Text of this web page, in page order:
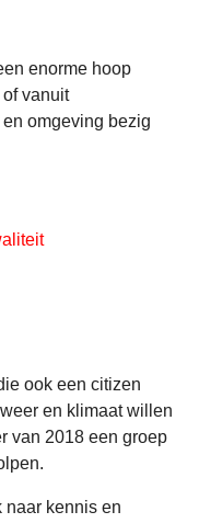
enorme hoop
vanuit
omgeving bezig
ook een citizen
en klimaat willen
van 2018 een groep
naar kennis en